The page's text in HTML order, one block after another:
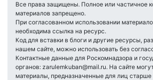
Все права защищены. Полное или частичное
материалов запрещено.
При согласованном использовании
необходима ссылка на ресурс.
Код для вставки в блоги и другие ресурсы,
нашем сайте, можно использовать без
Контактные данные для Роскомнадзора и
органов: zarulemkuban@mail.ru. На сайте
материалы, предназначенные для лиц старше